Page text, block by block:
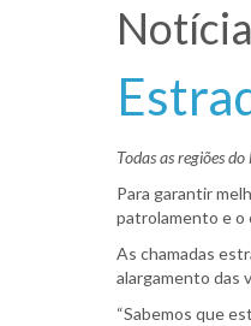
Todas as regiões
Para garantir
patrolamento e o
As chamadas
alargamento das
“Sabemos que